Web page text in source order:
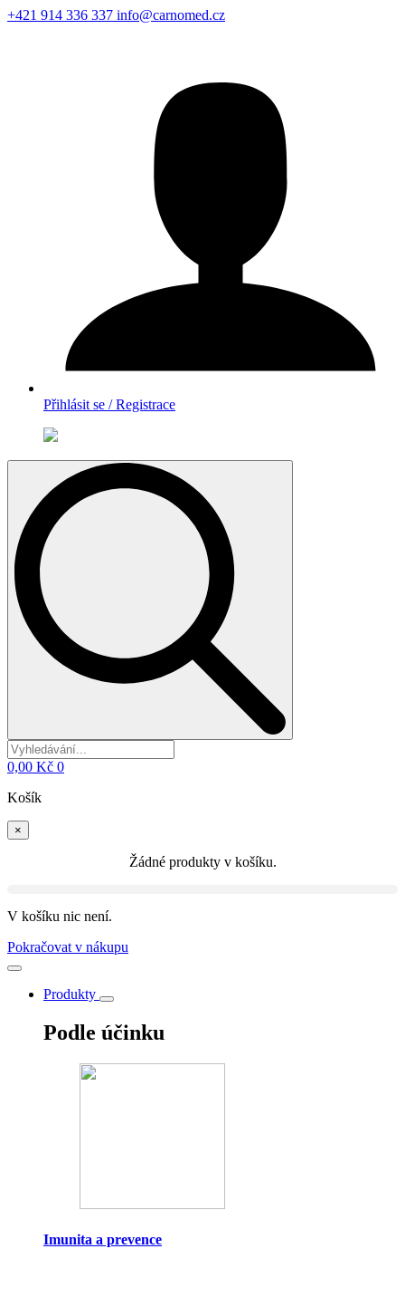
+421 914 336 337 info@carnomed.cz
Přihlásit se / Registrace
Search
0,00 Kč 0
Košík
×
Žádné produkty v košíku.
V košíku nic není.
Pokračovat v nákupu
Produkty
Podle účinku
Imunita a prevence